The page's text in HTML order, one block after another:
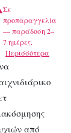
Σε
προπαραγγελία
— παράδοση 2–
7 ημέρες.
Περισσότερα
από